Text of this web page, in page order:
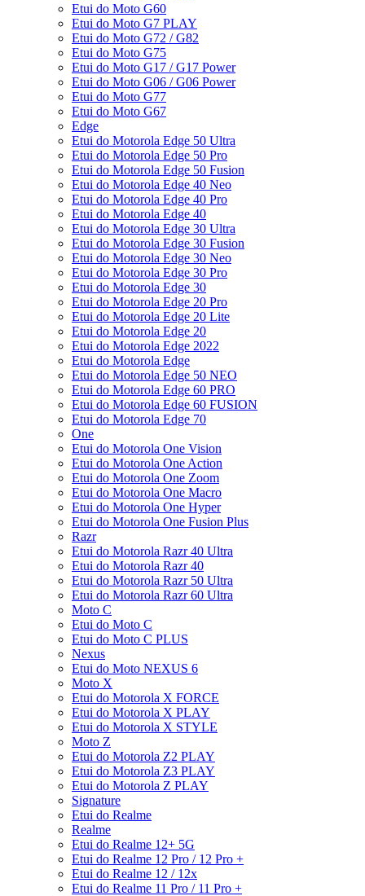
Etui do Moto G60
Etui do Moto G7 PLAY
Etui do Moto G72 / G82
Etui do Moto G75
Etui do Moto G17 / G17 Power
Etui do Moto G06 / G06 Power
Etui do Moto G77
Etui do Moto G67
Edge
Etui do Motorola Edge 50 Ultra
Etui do Motorola Edge 50 Pro
Etui do Motorola Edge 50 Fusion
Etui do Motorola Edge 40 Neo
Etui do Motorola Edge 40 Pro
Etui do Motorola Edge 40
Etui do Motorola Edge 30 Ultra
Etui do Motorola Edge 30 Fusion
Etui do Motorola Edge 30 Neo
Etui do Motorola Edge 30 Pro
Etui do Motorola Edge 30
Etui do Motorola Edge 20 Pro
Etui do Motorola Edge 20 Lite
Etui do Motorola Edge 20
Etui do Motorola Edge 2022
Etui do Motorola Edge
Etui do Motorola Edge 50 NEO
Etui do Motorola Edge 60 PRO
Etui do Motorola Edge 60 FUSION
Etui do Motorola Edge 70
One
Etui do Motorola One Vision
Etui do Motorola One Action
Etui do Motorola One Zoom
Etui do Motorola One Macro
Etui do Motorola One Hyper
Etui do Motorola One Fusion Plus
Razr
Etui do Motorola Razr 40 Ultra
Etui do Motorola Razr 40
Etui do Motorola Razr 50 Ultra
Etui do Motorola Razr 60 Ultra
Moto C
Etui do Moto C
Etui do Moto C PLUS
Nexus
Etui do Moto NEXUS 6
Moto X
Etui do Motorola X FORCE
Etui do Motorola X PLAY
Etui do Motorola X STYLE
Moto Z
Etui do Motorola Z2 PLAY
Etui do Motorola Z3 PLAY
Etui do Motorola Z PLAY
Signature
Etui do Realme
Realme
Etui do Realme 12+ 5G
Etui do Realme 12 Pro / 12 Pro +
Etui do Realme 12 / 12x
Etui do Realme 11 Pro / 11 Pro +